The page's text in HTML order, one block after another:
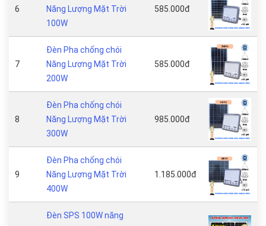
6
Năng Lượng Mặt Trời
100W
585.000đ
7
Đèn Pha chống chói
Năng Lượng Mặt Trời
200W
585.000đ
8
Đèn Pha chống chói
Năng Lượng Mặt Trời
300W
985.000đ
9
Đèn Pha chống chói
Năng Lượng Mặt Trời
400W
1.185.000đ
Đèn SPS 100W năng